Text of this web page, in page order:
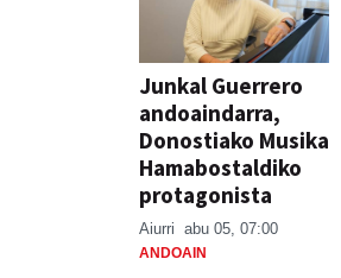
Junkal Guerrero
andoaindarra,
Donostiako Musika
Hamabostaldiko
protagonista
Aiurri abu 05, 07:00
ANDOAIN